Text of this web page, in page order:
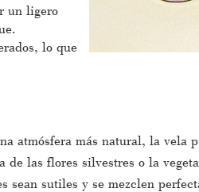
un ligero
lo que
atmósfera más natural, la vela
las flores silvestres o la
sean sutiles y se mezclen